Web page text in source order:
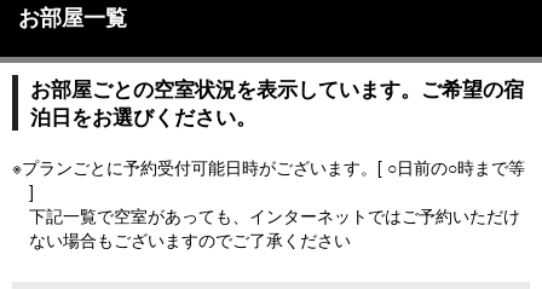
お部屋一覧
お部屋ごとの空室状況を表示しています。ご希望の宿
泊日をお選びください。
※プランごとに予約受付可能日時がございます。[ ○日前の○時まで等
]
下記一覧で空室があっても、インターネットではご予約いただけ
ない場合もございますのでご了承ください